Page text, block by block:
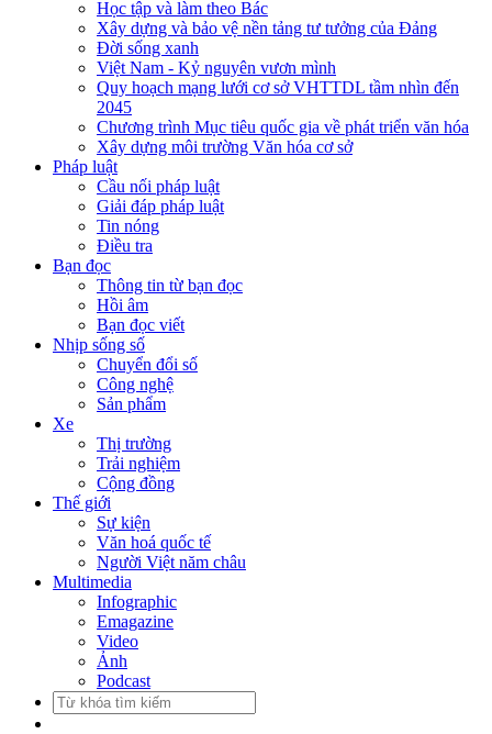
Học tập và làm theo Bác
Xây dựng và bảo vệ nền tảng tư tưởng của Đảng
Đời sống xanh
Việt Nam - Kỷ nguyên vươn mình
Quy hoạch mạng lưới cơ sở VHTTDL tầm nhìn đến
2045
Chương trình Mục tiêu quốc gia về phát triển văn hóa
Xây dựng môi trường Văn hóa cơ sở
Pháp luật
Cầu nối pháp luật
Giải đáp pháp luật
Tin nóng
Điều tra
Bạn đọc
Thông tin từ bạn đọc
Hồi âm
Bạn đọc viết
Nhịp sống số
Chuyển đổi số
Công nghệ
Sản phẩm
Xe
Thị trường
Trải nghiệm
Cộng đồng
Thế giới
Sự kiện
Văn hoá quốc tế
Người Việt năm châu
Multimedia
Infographic
Emagazine
Video
Ảnh
Podcast